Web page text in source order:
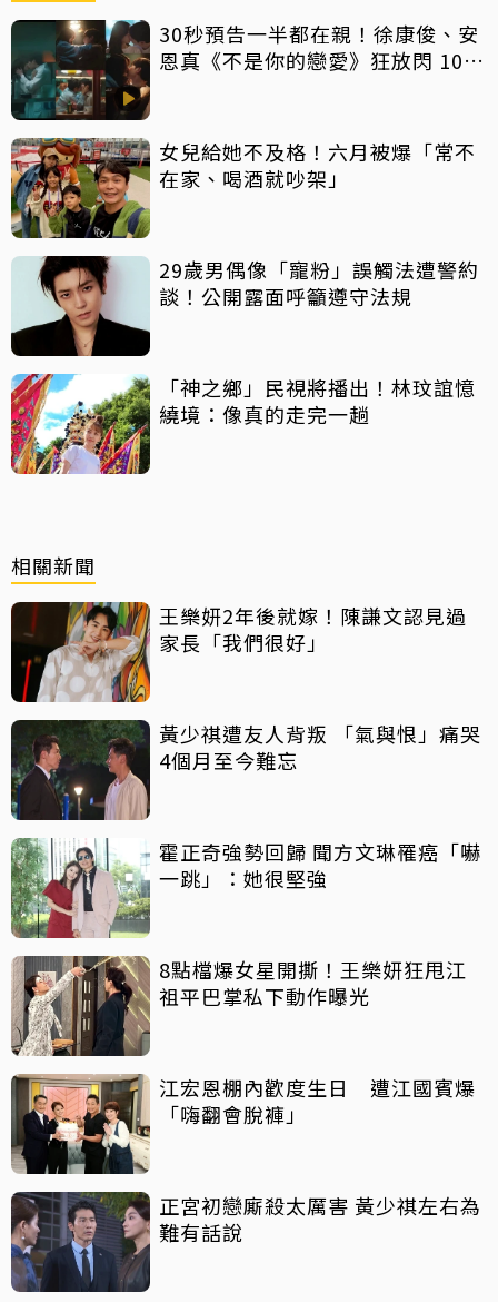
30秒預告一半都在親！徐康俊、安
恩真《不是你的戀愛》狂放閃 10年
女兒給她不及格！六月被爆「常不
在家、喝酒就吵架」
29歲男偶像「寵粉」誤觸法遭警約
談！公開露面呼籲遵守法規
「神之鄉」民視將播出！林玟誼憶
繞境：像真的走完一趟
相關新聞
王樂妍2年後就嫁！陳謙文認見過
家長「我們很好」
黃少祺遭友人背叛 「氣與恨」痛哭
4個月至今難忘
霍正奇強勢回歸 聞方文琳罹癌「嚇
一跳」：她很堅強
8點檔爆女星開撕！王樂妍狂甩江
祖平巴掌私下動作曝光
江宏恩棚內歡度生日 遭江國賓爆
「嗨翻會脫褲」
正宮初戀廝殺太厲害 黃少祺左右為
難有話說